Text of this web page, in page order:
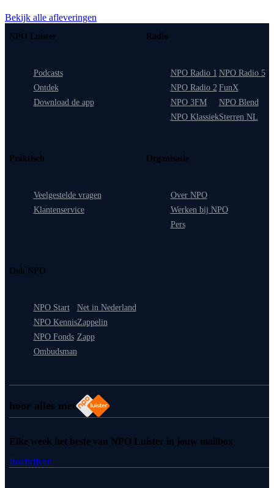
Bekijk alle afleveringen
hoor alles met
NPO Luister
Podcasts
Ontdek
Download de app
Radio
NPO Radio 1
NPO Radio 2
NPO 3FM
NPO Klassiek
NPO Radio 5
FunX
NPO Blend
Sterren NL
Praktisch
Veelgestelde vragen
Klantenservice
Organisatie
Over NPO
Werken bij NPO
Pers
Ook NPO
NPO Start
NPO Kennis
NPO Fonds
Ombudsman
Net in Nederland
Zappelin
Zapp
Elke week het beste van NPO Luister in jouw mailbox
Inschrijven